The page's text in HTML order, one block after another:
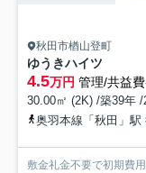
秋田市楢山登町
ゆうきハイツ
4.5万円 管理/共益
30.00㎡ (2K) /築39年 /
奥羽本線「秋田」駅
敷金礼金不要で初期費